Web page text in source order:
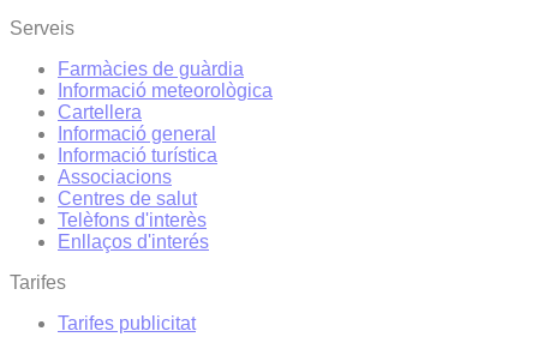
Serveis
Farmàcies de guàrdia
Informació meteorològica
Cartellera
Informació general
Informació turística
Associacions
Centres de salut
Telèfons d'interès
Enllaços d'interés
Tarifes
Tarifes publicitat